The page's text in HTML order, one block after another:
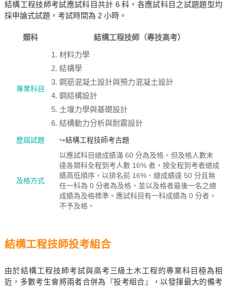
結構工程技師考試應試科目共計 6 科，各應試科目之試題題型均
採申論式試題，考試時間為 2 小時。
類科 結構工程技師（專技高考）
專業科目
材料力學
結構學
鋼筋混凝土設計與預力混凝土設計
鋼結構設計
土壤力學與基礎設計
結構動力分析與耐震設計
歷屆試題 ↪結構工程技師考古題
及格方式
以應試科目總成績滿 60 分為及格。但及格人數未
達各類科全程到考人數 16% 者，按全程到考者總成
績高低順序，以排名前 16%、總成績達 50 分且無
任一科為 0 分者為及格，並以及格者最後一名之總
成績為及格標準。應試科目有一科成績為 0 分者，
不予及格。
結構工程技師投考組合
由於結構工程技師考試與高考三級土木工程的專業科目極為相
近，多數考生會將兩者合併為『投考組合』，以發揮最大的備考